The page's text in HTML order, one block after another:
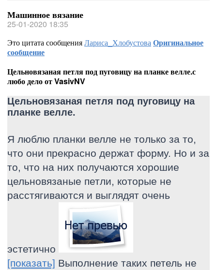
Машинное вязание
25-01-2020 18:35
Это цитата сообщенияЛариса_ХлобустоваОригинальное
сообщение
Цельновязаная петля под пуговицу на планке велле.с
любо дело от VasivNV
Цельновязаная петля под пуговицу на
планке велле.
Я люблю планки велле не только за то,
что они прекрасно держат форму. Но и за
то, что на них получаются хорошие
цельновязаные петли, которые не
расстягиваются и выглядят очень
эстетично
[показать] Выполнение таких петель не